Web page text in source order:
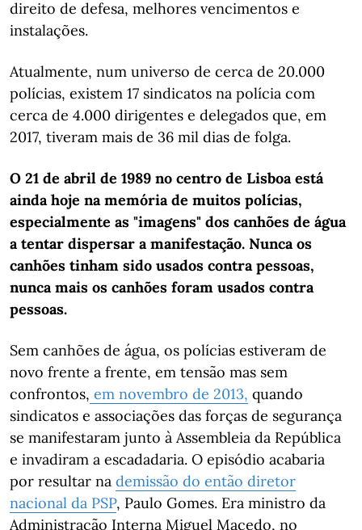
direito de defesa, melhores vencimentos e
instalações.
Atualmente, num universo de cerca de 20.000
polícias, existem 17 sindicatos na polícia com
cerca de 4.000 dirigentes e delegados que, em
2017, tiveram mais de 36 mil dias de folga.
O 21 de abril de 1989 no centro de Lisboa está
ainda hoje na memória de muitos polícias,
especialmente as "imagens" dos canhões de água
a tentar dispersar a manifestação. Nunca os
canhões tinham sido usados contra pessoas,
nunca mais os canhões foram usados contra
pessoas.
Sem canhões de água, os polícias estiveram de
novo frente a frente, em tensão mas sem
confrontos, em novembro de 2013, quando
sindicatos e associações das forças de segurança
se manifestaram junto à Assembleia da República
e invadiram a escadadaria. O episódio acabaria
por resultar na demissão do então diretor
nacional da PSP, Paulo Gomes. Era ministro da
Administração Interna Miguel Macedo, no